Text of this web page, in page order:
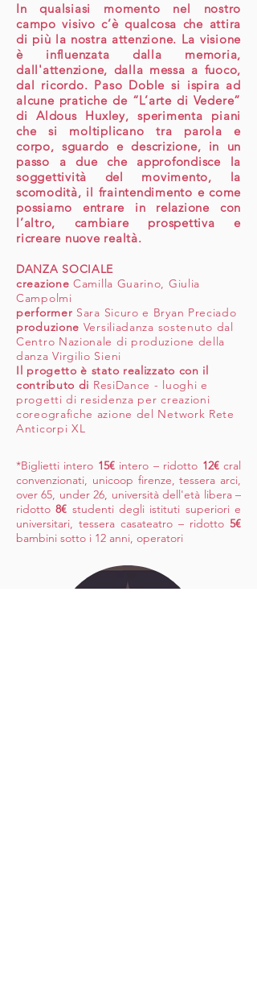
In qualsiasi momento nel nostro
campo visivo c’è qualcosa che attira
di più la nostra attenzione. La visione
è influenzata dalla memoria,
dall'attenzione, dalla messa a fuoco,
dal ricordo. Paso Doble si ispira ad
alcune pratiche de “L’arte di Vedere”
di Aldous Huxley, sperimenta piani
che si moltiplicano tra parola e
corpo, sguardo e descrizione, in un
passo a due che approfondisce la
soggettività del movimento, la
scomodità, il fraintendimento e come
possiamo entrare in relazione con
l’altro, cambiare prospettiva e
ricreare nuove realtà.
DANZA SOCIALE
creazione Camilla Guarino, Giulia
Campolmi
performer Sara Sicuro e Bryan Preciado
produzione Versiliadanza sostenuto dal
Centro Nazionale di produzione della
danza Virgilio Sieni
Il progetto è stato realizzato con il
contributo di ResiDance - luoghi e
progetti di residenza per creazioni
coreografiche azione del Network Rete
Anticorpi XL
*Biglietti intero 15€intero – ridotto 12€cral
convenzionati, unicoop firenze, tessera arci,
over 65, under 26, università dell'età libera –
ridotto8€ studenti degli istituti superiori e
universitari, tessera casateatro – ridotto 5€
bambini sotto i 12 anni, operatori